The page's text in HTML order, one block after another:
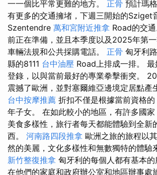
一一個比平常更難的地方。 正骨 預計瑪
有更多的交通擁堵，下週三開始的Sziget
Szentendre 萬和宮附近推拿 Road的交
前正在準備，並且本季度以及2025年第
車輛法規和公共採購電話。 正骨 匈牙利
縣的8111 台中油壓 Road上排成一排。
登錄，以與當前最好的專業拳擊衝突。
震撼了歐洲，並對塞爾維亞邊境定居點產
台中按摩推薦 折扣不僅是根據當前資格
年子女。 在如此較小的地區，有許多國
美食多樣性，旅行者每天都能體驗到全新
西。 河南路四段推拿 歐洲之旅的旅程以
然的美麗，文化多樣性和無數獨特的體驗
新竹整復推拿 匈牙利的每個人都有基本
在他們的家庭和政府辦公室和地區辦事處